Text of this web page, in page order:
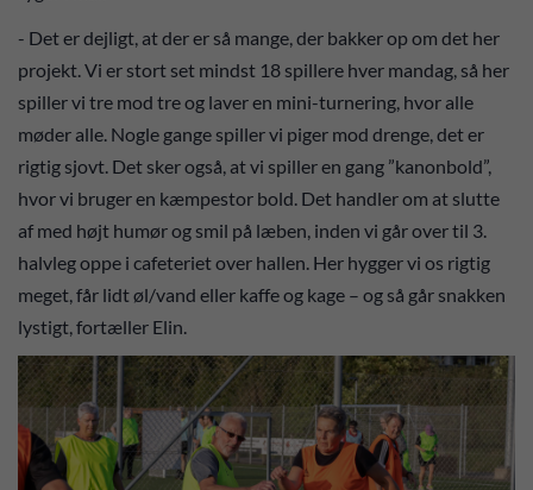
- Det er dejligt, at der er så mange, der bakker op om det her
projekt. Vi er stort set mindst 18 spillere hver mandag, så her
spiller vi tre mod tre og laver en mini-turnering, hvor alle
møder alle. Nogle gange spiller vi piger mod drenge, det er
rigtig sjovt. Det sker også, at vi spiller en gang ”kanonbold”,
hvor vi bruger en kæmpestor bold. Det handler om at slutte
af med højt humør og smil på læben, inden vi går over til 3.
halvleg oppe i cafeteriet over hallen. Her hygger vi os rigtig
meget, får lidt øl/vand eller kaffe og kage – og så går snakken
lystigt, fortæller Elin.